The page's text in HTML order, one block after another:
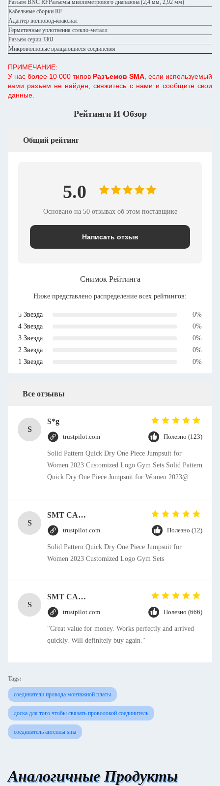
Разъем BNC RFРазъемы миллиметрового диапазона (2,4 мм, 2,92 мм)
Кабельные сборки RF
Адаптер волновод-коаксиал
Герметичные уплотнения стекло-металл
Разъем серии J30J
Микроволновые вращающиеся соединения
ПРИМЕЧАНИЕ:
У нас более 10 000 типов Разъемов SMA , если используемый
вами разъем не найден, свяжитесь с нами и сообщите свои
данные.
Рейтинги И Обзор
Общий рейтинг
5.0
Основано на 50 отзывах об этом поставщике
Написать отзыв
Снимок Рейтинга
Ниже представлено распределение всех рейтингов:
5 Звезда
0%
4 Звезда
0%
3 Звезда
0%
2 Звезда
0%
1 Звезда
0%
Все отзывы
S
S*g
trustpilot.com Полезно (123)
Solid Pattern Quick Dry One Piece Jumpsuit for
Women 2023 Customized Logo Gym Sets Solid Pattern
Quick Dry One Piece Jumpsuit for Women 2023@
S
SMT CAP Type Box Header Connector 1.27mm Pitch Gold Flash Contact Plating
trustpilot.com Полезно (12)
Solid Pattern Quick Dry One Piece Jumpsuit for
Women 2023 Customized Logo Gym Sets
S
SMT CAP Type Box Header Connector 1.27mm Pitch Gold Flash Contact Plating
trustpilot.com Полезно (666)
"Great value for money. Works perfectly and arrived
quickly. Will definitely buy again."
Tags:
соединители провода монтажной платы
доска для того чтобы связать проволокой соединитель
соединитель антенны sma
Аналогичные Продукты